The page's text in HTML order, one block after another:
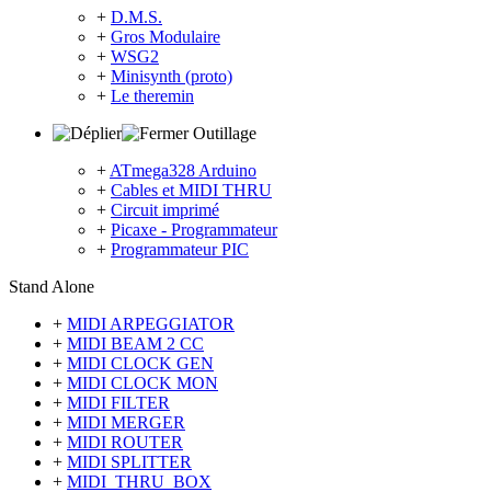
+ D.M.S.
+ Gros Modulaire
+ WSG2
+ Minisynth (proto)
+ Le theremin
Outillage
+ ATmega328 Arduino
+ Cables et MIDI THRU
+ Circuit imprimé
+ Picaxe - Programmateur
+ Programmateur PIC
Stand Alone
+ MIDI ARPEGGIATOR
+ MIDI BEAM 2 CC
+ MIDI CLOCK GEN
+ MIDI CLOCK MON
+ MIDI FILTER
+ MIDI MERGER
+ MIDI ROUTER
+ MIDI SPLITTER
+ MIDI_THRU_BOX